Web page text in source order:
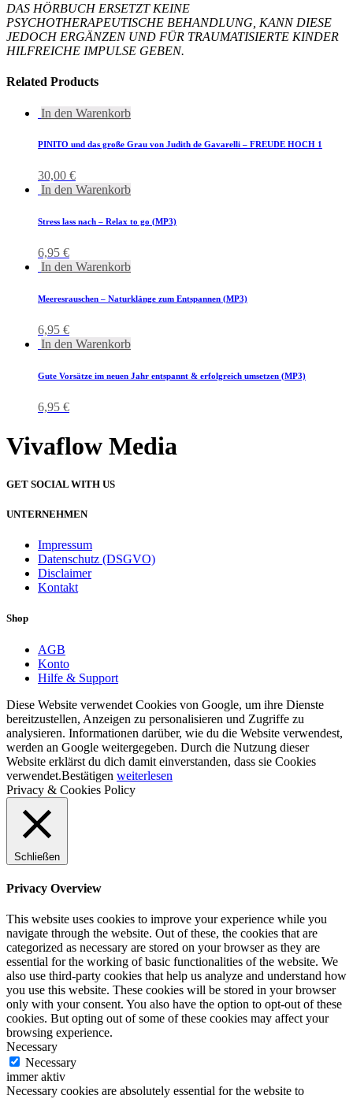
DAS HÖRBUCH ERSETZT KEINE
PSYCHOTHERAPEUTISCHE BEHANDLUNG, KANN DIESE
JEDOCH ERGÄNZEN UND FÜR TRAUMATISIERTE KINDER
HILFREICHE IMPULSE GEBEN.
Related Products
In den Warenkorb
PINITO und das große Grau von Judith de Gavarelli – FREUDE HOCH 1
30,00 €
In den Warenkorb
Stress lass nach – Relax to go (MP3)
6,95 €
In den Warenkorb
Meeresrauschen – Naturklänge zum Entspannen (MP3)
6,95 €
In den Warenkorb
Gute Vorsätze im neuen Jahr entspannt & erfolgreich umsetzen (MP3)
6,95 €
Vivaflow Media
GET SOCIAL WITH US
UNTERNEHMEN
Impressum
Datenschutz (DSGVO)
Disclaimer
Kontakt
Shop
AGB
Konto
Hilfe & Support
Diese Website verwendet Cookies von Google, um ihre Dienste
bereitzustellen, Anzeigen zu personalisieren und Zugriffe zu
analysieren. Informationen darüber, wie du die Website verwendest,
werden an Google weitergegeben. Durch die Nutzung dieser
Website erklärst du dich damit einverstanden, dass sie Cookies
verwendet.Bestätigen weiterlesen
Privacy & Cookies Policy
Schließen
Privacy Overview
This website uses cookies to improve your experience while you
navigate through the website. Out of these, the cookies that are
categorized as necessary are stored on your browser as they are
essential for the working of basic functionalities of the website. We
also use third-party cookies that help us analyze and understand how
you use this website. These cookies will be stored in your browser
only with your consent. You also have the option to opt-out of these
cookies. But opting out of some of these cookies may affect your
browsing experience.
Necessary
Necessary
immer aktiv
Necessary cookies are absolutely essential for the website to